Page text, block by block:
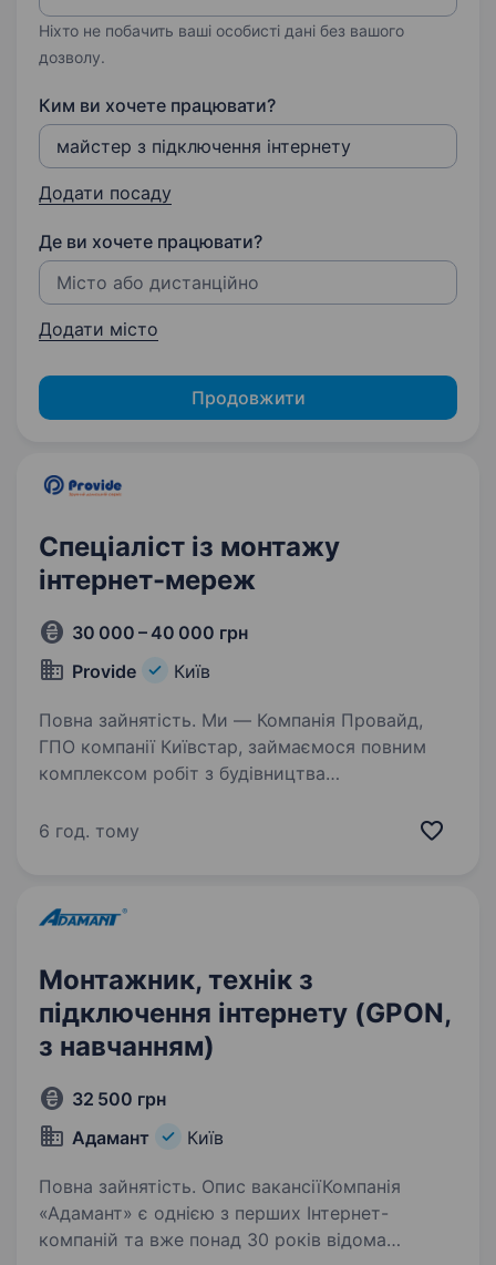
Ніхто не побачить ваші особисті дані без вашого
дозволу.
Ким ви хочете працювати?
Додати посаду
Де ви хочете працювати?
Додати місто
Продовжити
Спеціаліст із монтажу
інтернет-мереж
30 000 – 40 000 грн
Provide
Київ
Повна зайнятість. Ми — Компанія Провайд,
ГПО компанії Київстар, займаємося повним
комплексом робіт з будівництва
«Домашній інтернет» Компанії Київстар.
6 год. тому
Монтажник, технік з
підключення інтернету (GPON,
з навчанням)
32 500 грн
Адамант
Київ
Повна зайнятість. Опис вакансіїКомпанія
«Адамант» є однією з перших Інтернет-
компаній та вже понад 30 років відома